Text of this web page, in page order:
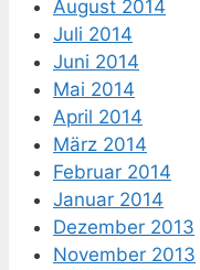
August 2014
Juli 2014
Juni 2014
Mai 2014
April 2014
März 2014
Februar 2014
Januar 2014
Dezember 2013
November 2013